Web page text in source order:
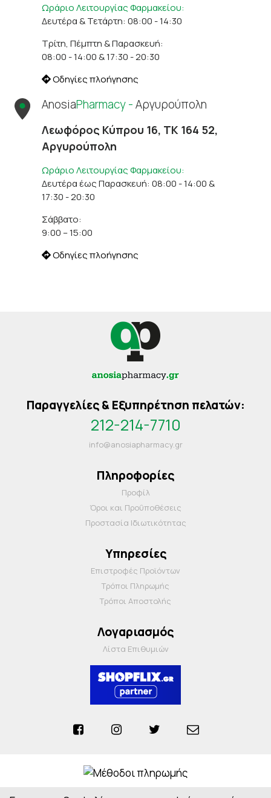
Ωράριο Λειτουργίας Φαρμακείου:
Δευτέρα & Τετάρτη: 08:00 - 14:30
Τρίτη, Πέμπτη & Παρασκευή:
08:00 - 14:00 & 17:30 - 20:30
Οδηγίες πλοήγησης
AnosiaPharmacy -Αργυρούπολη
Λεωφόρος Κύπρου 16, ΤΚ 164 52,
Αργυρούπολη
Ωράριο Λειτουργίας Φαρμακείου:
Δευτέρα έως Παρασκευή: 08:00 - 14:00 &
17:30 - 20:30
Σάββατο:
9:00 – 15:00
Οδηγίες πλοήγησης
Παραγγελίες & Εξυπηρέτηση πελατών:
212-214-7710
info@anosiapharmacy.gr
Πληροφορίες
Προφίλ
Όροι και Προΰποθέσεις
Προστασία Ιδιωτικότητας
Υπηρεσίες
Επιστροφές Προϊόντων
Τρόποι Πληρωμής
Τρόποι Αποστολής
Λογαριασμός
Λίστα Επιθυμιών